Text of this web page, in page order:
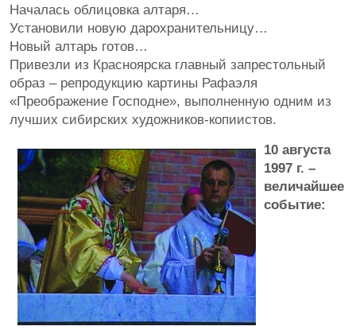
Началась облицовка алтаря…
Установили новую дарохранительницу…
Новый алтарь готов…
Привезли из Красноярска главный запрестольный
образ – репродукцию картины Рафаэля
«Преображение Господне», выполненную одним из
лучших сибирских художников-копиистов.
10 августа
1997 г. –
величайшее
событие: